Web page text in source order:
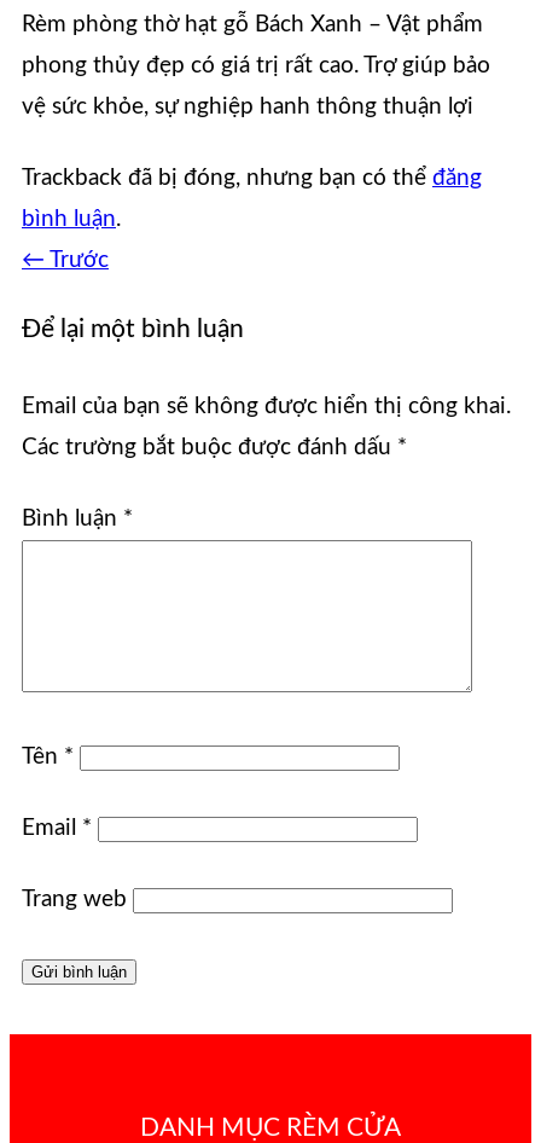
Rèm phòng thờ hạt gỗ Bách Xanh – Vật phẩm
phong thủy đẹp có giá trị rất cao. Trợ giúp bảo
vệ sức khỏe, sự nghiệp hanh thông thuận lợi
Trackback đã bị đóng, nhưng bạn có thể đăng
bình luận.
← Trước
Để lại một bình luận
Email của bạn sẽ không được hiển thị công khai.
Các trường bắt buộc được đánh dấu *
Bình luận *
Tên *
Email *
Trang web
DANH MỤC RÈM CỬA